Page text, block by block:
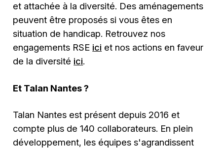
et attachée à la diversité. Des aménagements
peuvent être proposés si vous êtes en
situation de handicap. Retrouvez nos
engagements RSE ici et nos actions en faveur
de la diversité ici.
Et Talan Nantes ?
Talan Nantes est présent depuis 2016 et
compte plus de 140 collaborateurs. En plein
développement, les équipes s'agrandissent